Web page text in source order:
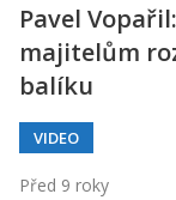
Pavel
majitelům
balíku
VIDEO
Před 9 roky